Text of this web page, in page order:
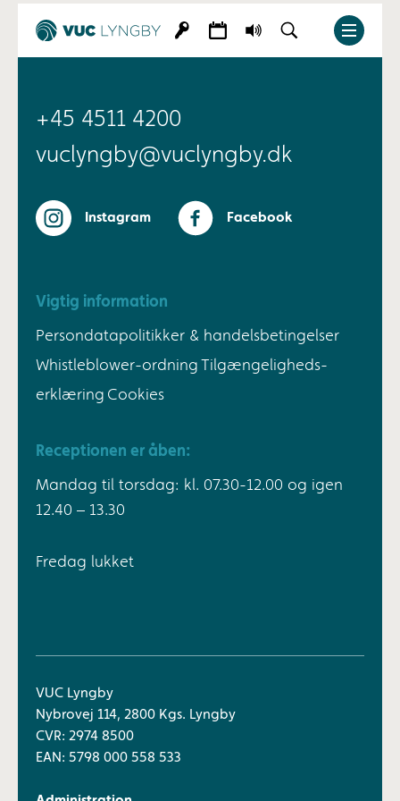
+45 4511 4200
vuclyngby@vuclyngby.dk
Instagram Facebook
Vigtig information
Persondatapolitikker & handelsbetingelser
Whistleblower-ordning Tilgængeligheds-
erklæring Cookies
Receptionen er åben:
Mandag til torsdag: kl. 07.30-12.00 og igen
12.40 – 13.30
Fredag lukket
VUC Lyngby
Nybrovej 114, 2800 Kgs. Lyngby
CVR: 2974 8500
EAN: 5798 000 558 533